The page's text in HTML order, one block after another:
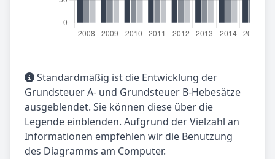
Standardmäßig ist die Entwicklung der
Grundsteuer A- und Grundsteuer B-Hebesätze
ausgeblendet. Sie können diese über die
Legende einblenden. Aufgrund der Vielzahl an
Informationen empfehlen wir die Benutzung
des Diagramms am Computer.